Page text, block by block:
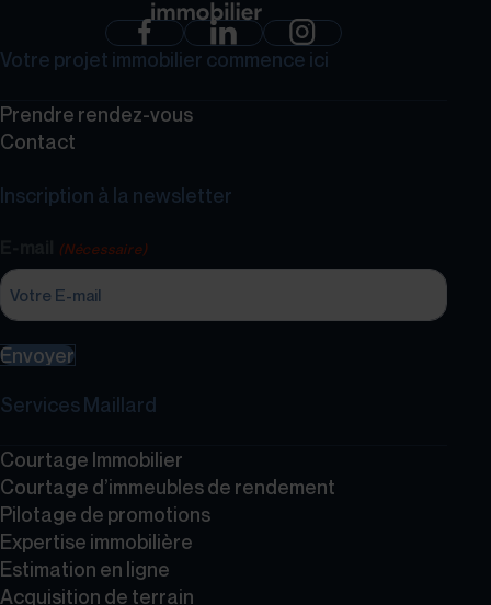
Votre projet immobilier commence ici
Prendre rendez-vous
Contact
Inscription à la newsletter
(Nécessaire)
Envoyer
Services Maillard
Courtage Immobilier
Courtage d’immeubles de rendement
Pilotage de promotions
Expertise immobilière
Estimation en ligne
Acquisition de terrain